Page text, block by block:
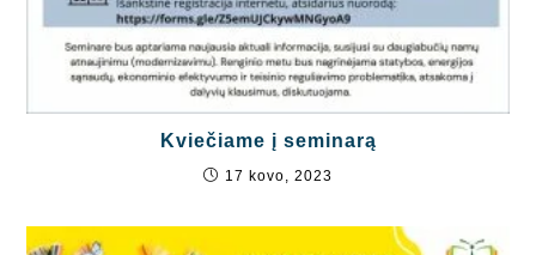
Kviečiame į seminarą
17 kovo, 2023